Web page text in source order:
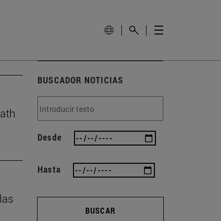
BUSCADOR NOTICIAS
Desde
Hasta
BUSCAR